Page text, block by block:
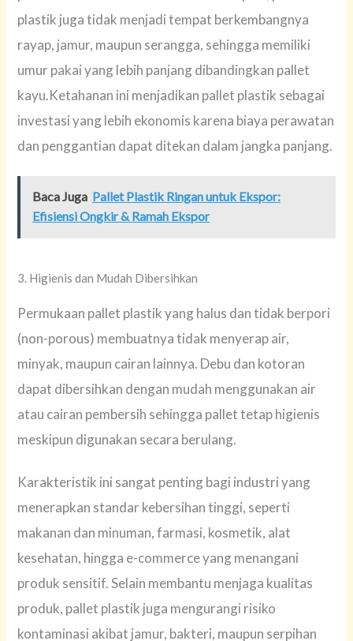
plastik juga tidak menjadi tempat berkembangnya
rayap, jamur, maupun serangga, sehingga memiliki
umur pakai yang lebih panjang dibandingkan pallet
kayu.Ketahanan ini menjadikan pallet plastik sebagai
investasi yang lebih ekonomis karena biaya perawatan
dan penggantian dapat ditekan dalam jangka panjang.
Baca Juga Pallet Plastik Ringan untuk Ekspor:
Efisiensi Ongkir & Ramah Ekspor
3. Higienis dan Mudah Dibersihkan
Permukaan pallet plastik yang halus dan tidak berpori
(non-porous) membuatnya tidak menyerap air,
minyak, maupun cairan lainnya. Debu dan kotoran
dapat dibersihkan dengan mudah menggunakan air
atau cairan pembersih sehingga pallet tetap higienis
meskipun digunakan secara berulang.
Karakteristik ini sangat penting bagi industri yang
menerapkan standar kebersihan tinggi, seperti
makanan dan minuman, farmasi, kosmetik, alat
kesehatan, hingga e-commerce yang menangani
produk sensitif. Selain membantu menjaga kualitas
produk, pallet plastik juga mengurangi risiko
kontaminasi akibat jamur, bakteri, maupun serpihan